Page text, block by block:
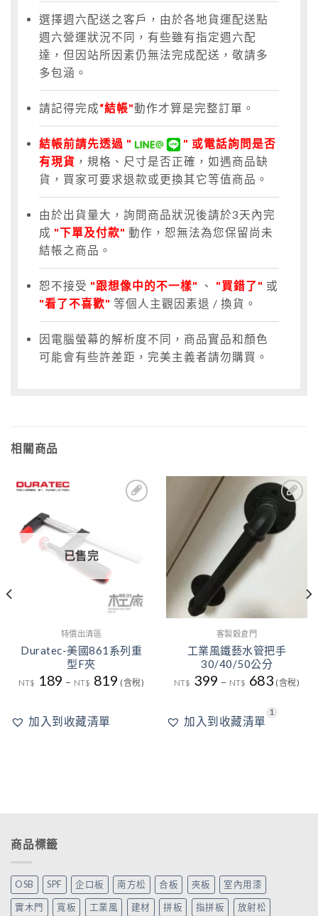
選擇週六配送之客戶，由於各地貨運配送點
週六營運狀況不同，有些雖有指定週六配
達，但因站所因素仍無法完成配送，敬請多
多包涵。
請記得完成“結帳"動作才算是完整訂單。
結帳前請先透過 "
" 或電話詢問是否
有現貨 ，規格、尺寸是否正確，如遇商品缺
貨，買家可要求退款或更換其它等值商品。
由於出貨量大，詢問商品狀況後請於3天內完
成 "下單及付款" 動作，恕無法為您保留尚未
結帳之商品。
恕不接受 "跟想像中的不一樣" 、 "買錯了" 或
"看了不喜歡" 等個人主觀因素退 / 換貨。
因電腦螢幕的解析度不同，商品實品和顏色
可能會有些許差距，完美主義者請勿購買。
相關商品
加入
已售完
特價出清區
Duratec-美國861系列重
型F夾
NT$ 189 – NT$ 819 (含稅)
加入到收藏清單
加入
到收
藏清
單
1
客製穀倉門
工業風鐵藝水管把手
30/40/50公分
NT$ 399 – NT$ 683 (含稅)
加入到收藏清單
1
商品標籤
OSB SPF 企口板 南方松 合板 夾板 室內用漆
實木門 寬板 工業風 建材 拼板 指拼板 放射松